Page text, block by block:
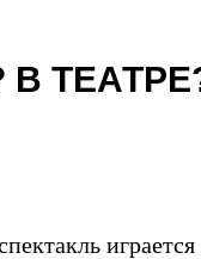
играется